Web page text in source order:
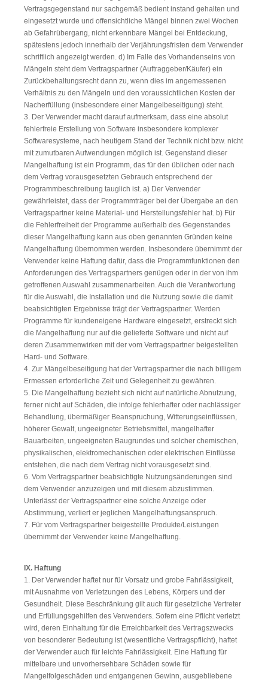
Vertragsgegenstand nur sachgemäß bedient instand gehalten und
eingesetzt wurde und offensichtliche Mängel binnen zwei Wochen
ab Gefahrübergang, nicht erkennbare Mängel bei Entdeckung,
spätestens jedoch innerhalb der Verjährungsfristen dem Verwender
schriftlich angezeigt werden. d) Im Falle des Vorhandenseins von
Mängeln steht dem Vertragspartner (Auftraggeber/Käufer) ein
Zurückbehaltungsrecht dann zu, wenn dies im angemessenen
Verhältnis zu den Mängeln und den voraussichtlichen Kosten der
Nacherfüllung (insbesondere einer Mangelbeseitigung) steht.
3. Der Verwender macht darauf aufmerksam, dass eine absolut
fehlerfreie Erstellung von Software insbesondere komplexer
Softwaresysteme, nach heutigem Stand der Technik nicht bzw. nicht
mit zumutbaren Aufwendungen möglich ist. Gegenstand dieser
Mangelhaftung ist ein Programm, das für den üblichen oder nach
dem Vertrag vorausgesetzten Gebrauch entsprechend der
Programmbeschreibung tauglich ist. a) Der Verwender
gewährleistet, dass der Programmträger bei der Übergabe an den
Vertragspartner keine Material- und Herstellungsfehler hat. b) Für
die Fehlerfreiheit der Programme außerhalb des Gegenstandes
dieser Mangelhaftung kann aus oben genannten Gründen keine
Mangelhaftung übernommen werden. Insbesondere übernimmt der
Verwender keine Haftung dafür, dass die Programmfunktionen den
Anforderungen des Vertragspartners genügen oder in der von ihm
getroffenen Auswahl zusammenarbeiten. Auch die Verantwortung
für die Auswahl, die Installation und die Nutzung sowie die damit
beabsichtigten Ergebnisse trägt der Vertragspartner. Werden
Programme für kundeneigene Hardware eingesetzt, erstreckt sich
die Mangelhaftung nur auf die gelieferte Software und nicht auf
deren Zusammenwirken mit der vom Vertragspartner beigestellten
Hard- und Software.
4. Zur Mängelbeseitigung hat der Vertragspartner die nach billigem
Ermessen erforderliche Zeit und Gelegenheit zu gewähren.
5. Die Mangelhaftung bezieht sich nicht auf natürliche Abnutzung,
ferner nicht auf Schäden, die infolge fehlerhafter oder nachlässiger
Behandlung, übermäßiger Beanspruchung, Witterungseinflüssen,
höherer Gewalt, ungeeigneter Betriebsmittel, mangelhafter
Bauarbeiten, ungeeigneten Baugrundes und solcher chemischen,
physikalischen, elektromechanischen oder elektrischen Einflüsse
entstehen, die nach dem Vertrag nicht vorausgesetzt sind.
6. Vom Vertragspartner beabsichtigte Nutzungsänderungen sind
dem Verwender anzuzeigen und mit diesem abzustimmen.
Unterlässt der Vertragspartner eine solche Anzeige oder
Abstimmung, verliert er jeglichen Mangelhaftungsanspruch.
7. Für vom Vertragspartner beigestellte Produkte/Leistungen
übernimmt der Verwender keine Mangelhaftung.
IX. Haftung
1. Der Verwender haftet nur für Vorsatz und grobe Fahrlässigkeit,
mit Ausnahme von Verletzungen des Lebens, Körpers und der
Gesundheit. Diese Beschränkung gilt auch für gesetzliche Vertreter
und Erfüllungsgehilfen des Verwenders. Sofern eine Pflicht verletzt
wird, deren Einhaltung für die Erreichbarkeit des Vertragszwecks
von besonderer Bedeutung ist (wesentliche Vertragspflicht), haftet
der Verwender auch für leichte Fahrlässigkeit. Eine Haftung für
mittelbare und unvorhersehbare Schäden sowie für
Mangelfolgeschäden und entgangenen Gewinn, ausgebliebene